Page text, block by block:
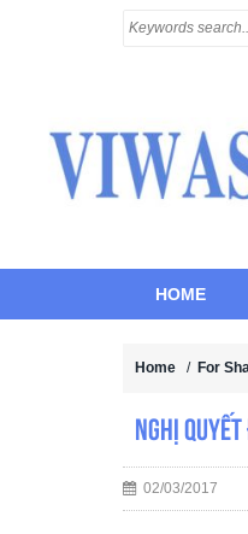
HOME
Home / For
Nghị quyết
02/03/2017